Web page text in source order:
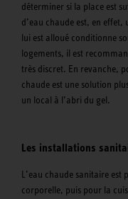
déterminer si la place est
d’eau chaude est, en
lui est alloué conditionne
logements, il est
très discret. En revanche,
chaude est une solution
un local à l’abri du gel.
Les installations
L’eau chaude sanitaire est
corporelle, puis pour la